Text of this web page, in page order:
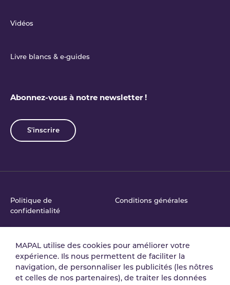
Vidéos
Livre blancs & e‑guides
Abonnez-vous à notre newsletter !
S'inscrire
Politique de
confidentialité
Conditions générales
Accord de traitement
des données
Politique de Sécurité de
l'Information
MAPAL utilise des cookies pour améliorer votre
expérience. Ils nous permettent de faciliter la
navigation, de personnaliser les publicités (les nôtres
et celles de nos partenaires), de traiter les données